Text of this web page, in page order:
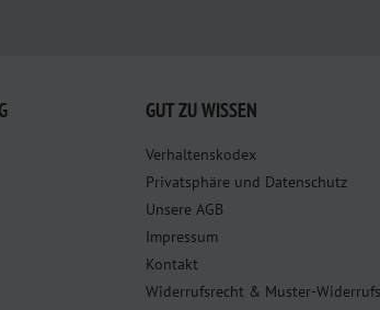
GUT ZU WISSEN
Verhaltenskodex
Privatsphäre und Datenschutz
Unsere AGB
Impressum
Kontakt
Widerrufsrecht & Muster-